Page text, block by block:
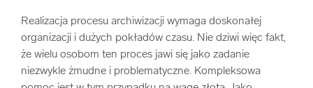
Realizacja procesu archiwizacji wymaga doskonałej
organizacji i dużych pokładów czasu. Nie dziwi więc fakt,
że wielu osobom ten proces jawi się jako zadanie
niezwykle żmudne i problematyczne. Kompleksowa